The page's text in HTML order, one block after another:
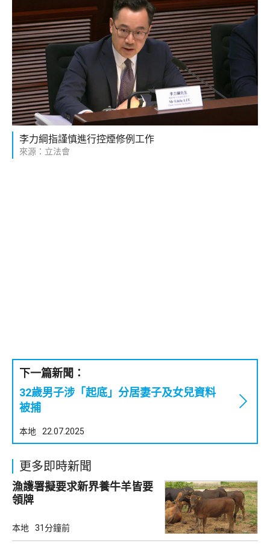
李力綱指謹慎進行控煙修例工作
來源：立法會
下一篇新聞：
32歲男子涉「起底」分居妻子及女兒資料
被捕
本地 22.07.2025
更多即時新聞
漁護署擬要求新界養牛羊皆要
領牌
本地 31分鐘前